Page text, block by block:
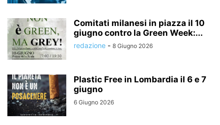
Comitati milanesi in piazza il 10
giugno contro la Green Week:...
redazione - 8 Giugno 2026
Plastic Free in Lombardia il 6 e 7
giugno
6 Giugno 2026